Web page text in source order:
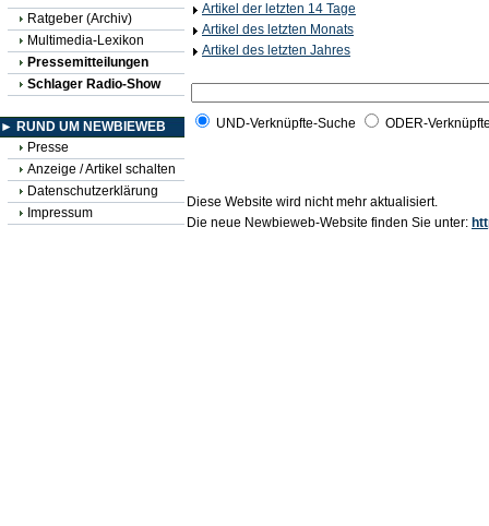
Ratgeber (Archiv)
Multimedia-Lexikon
Pressemitteilungen
Schlager Radio-Show
► RUND UM NEWBIEWEB
Presse
Anzeige / Artikel schalten
Datenschutzerklärung
Impressum
Artikel der letzten 14 Tage
Artikel des letzten Monats
Artikel des letzten Jahres
UND-Verknüpfte-Suche ODER-
Diese Website wird nicht mehr aktualisiert.
Die neue Newbieweb-Website finden Sie unter: